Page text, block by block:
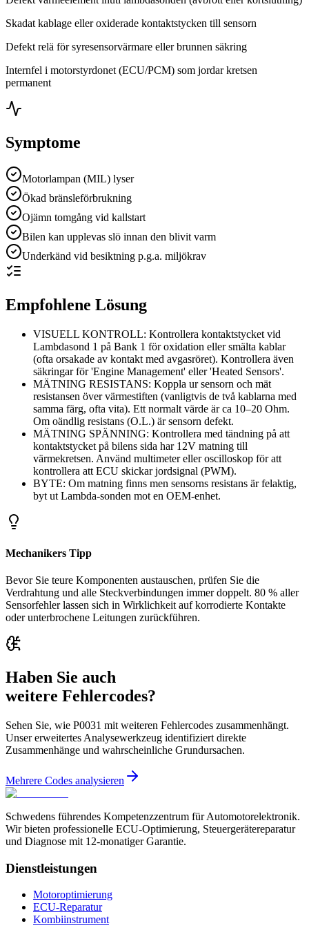
Skadat kablage eller oxiderade kontaktstycken till sensorn
Defekt relä för syresensorvärmare eller brunnen säkring
Internfel i motorstyrdonet (ECU/PCM) som jordar kretsen
permanent
Symptome
Motorlampan (MIL) lyser
Ökad bränsleförbrukning
Ojämn tomgång vid kallstart
Bilen kan upplevas slö innan den blivit varm
Underkänd vid besiktning p.g.a. miljökrav
Empfohlene Lösung
VISUELL KONTROLL: Kontrollera kontaktstycket vid
Lambdasond 1 på Bank 1 för oxidation eller smälta kablar
(ofta orsakade av kontakt med avgasröret). Kontrollera även
säkringar för 'Engine Management' eller 'Heated Sensors'.
MÄTNING RESISTANS: Koppla ur sensorn och mät
resistansen över värmestiften (vanligtvis de två kablarna med
samma färg, ofta vita). Ett normalt värde är ca 10–20 Ohm.
Om oändlig resistans (O.L.) är sensorn defekt.
MÄTNING SPÄNNING: Kontrollera med tändning på att
kontaktstycket på bilens sida har 12V matning till
värmekretsen. Använd multimeter eller oscilloskop för att
kontrollera att ECU skickar jordsignal (PWM).
BYTE: Om matning finns men sensorns resistans är felaktig,
byt ut Lambda-sonden mot en OEM-enhet.
Mechanikers Tipp
Bevor Sie teure Komponenten austauschen, prüfen Sie die
Verdrahtung und alle Steckverbindungen immer doppelt. 80 % aller
Sensorfehler lassen sich in Wirklichkeit auf korrodierte Kontakte
oder unterbrochene Leitungen zurückführen.
Haben Sie auch
weitere Fehlercodes?
Sehen Sie, wie P0031 mit weiteren Fehlercodes zusammenhängt.
Unser erweitertes Analysewerkzeug identifiziert direkte
Zusammenhänge und wahrscheinliche Grundursachen.
Mehrere Codes analysieren
Schwedens führendes Kompetenzzentrum für Automotorelektronik.
Wir bieten professionelle ECU-Optimierung, Steuergerätereparatur
und Diagnose mit 12-monatiger Garantie.
Dienstleistungen
Motoroptimierung
ECU-Reparatur
Kombiinstrument